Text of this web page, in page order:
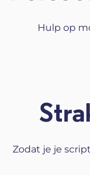
Hulp op
Zodat je je